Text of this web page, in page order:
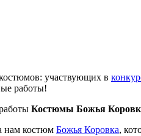
участвующих в
работы!
Костюмы Божья
нам костюм Божья Коровка,